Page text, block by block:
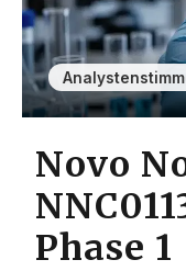
Novo
Phase 1